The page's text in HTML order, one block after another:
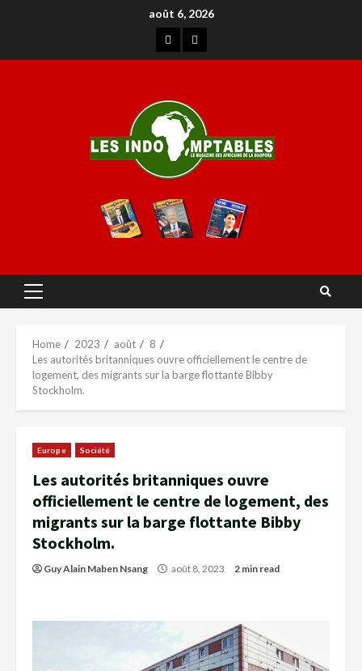
août 6, 2026
Home 2023 août
8
Les autorités britanniques ouvre officiellement le centre de
logement, des migrants sur la barge flottante Bibby
Stockholm.
Europe Société
Les autorités britanniques ouvre
officiellement le centre de logement, des
migrants sur la barge flottante Bibby
Stockholm.
Guy Alain Maben Nsang août 8, 2023 2 min read